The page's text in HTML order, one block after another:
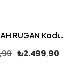
MERLE SİYAH RUGAN Kadın TOPUKLU TERLİK
₺2.499,90